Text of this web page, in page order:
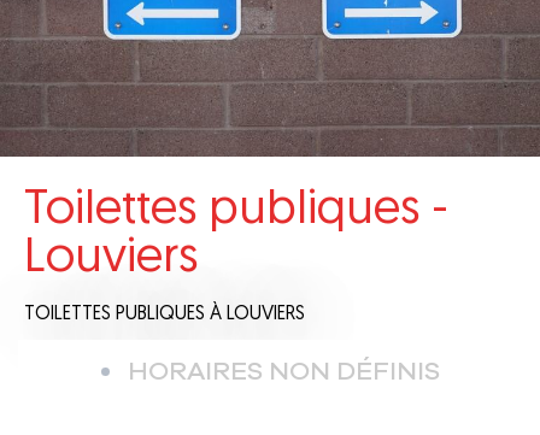
Toilettes publiques -
Louviers
TOILETTES PUBLIQUES À LOUVIERS
HORAIRES NON DÉFINIS